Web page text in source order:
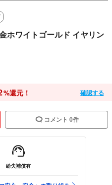
ホワイトゴールド イヤリン
%還元！ 確認する
コメント 0件
紛失補償有